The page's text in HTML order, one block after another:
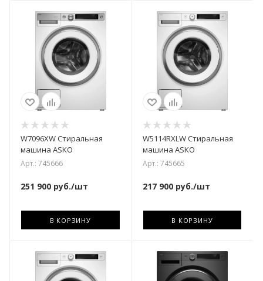
W7096XW Стиральная
машина ASKO
Арт.: 745666
251 900 руб./шт
В КОРЗИНУ
W5114RXLW Стиральная
машина ASKO
Арт.: 745665
217 900руб./шт
В КОРЗИНУ